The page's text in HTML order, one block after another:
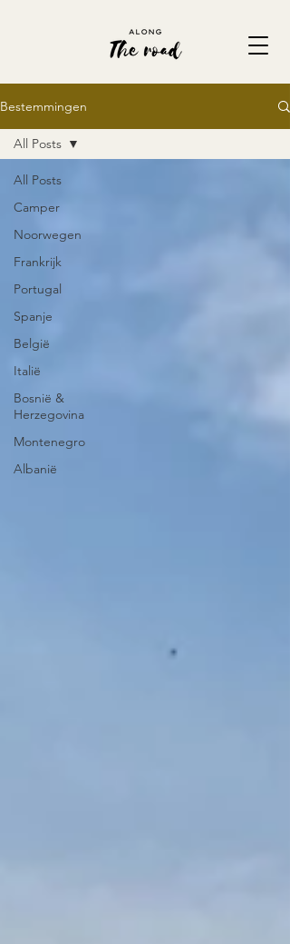
Bestemmingen
All Posts
Camper
Noorwegen
Frankrijk
Portugal
Spanje
België
Italië
Bosnië &
Herzegovina
Montenegro
Albanië
All Posts